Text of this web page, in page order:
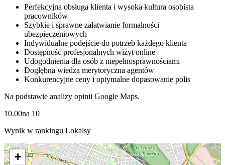
Perfekcyjna obsługa klienta i wysoka kultura osobista
pracowników
Szybkie i sprawne załatwianie formalności
ubezpieczeniowych
Indywidualne podejście do potrzeb każdego klienta
Dostępność profesjonalnych wizyt online
Udogodnienia dla osób z niepełnosprawnościami
Dogłębna wiedza merytoryczna agentów
Konkurencyjne ceny i optymalne dopasowanie polis
Na podstawie analizy opinii Google Maps.
10.00na 10
Wynik w rankingu Lokalsy
+